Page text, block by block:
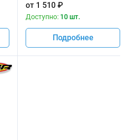
от 1 510 ₽
Доступно: 10 шт.
Подробнее